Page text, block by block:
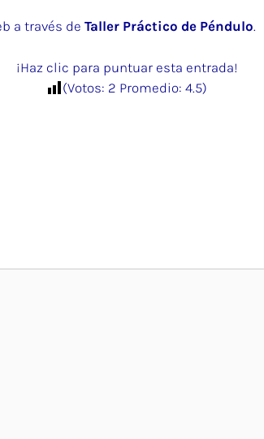
a través de Taller Práctico de Péndulo.
¡Haz clic para puntuar esta entrada!
(Votos: 2 Promedio: 4.5)